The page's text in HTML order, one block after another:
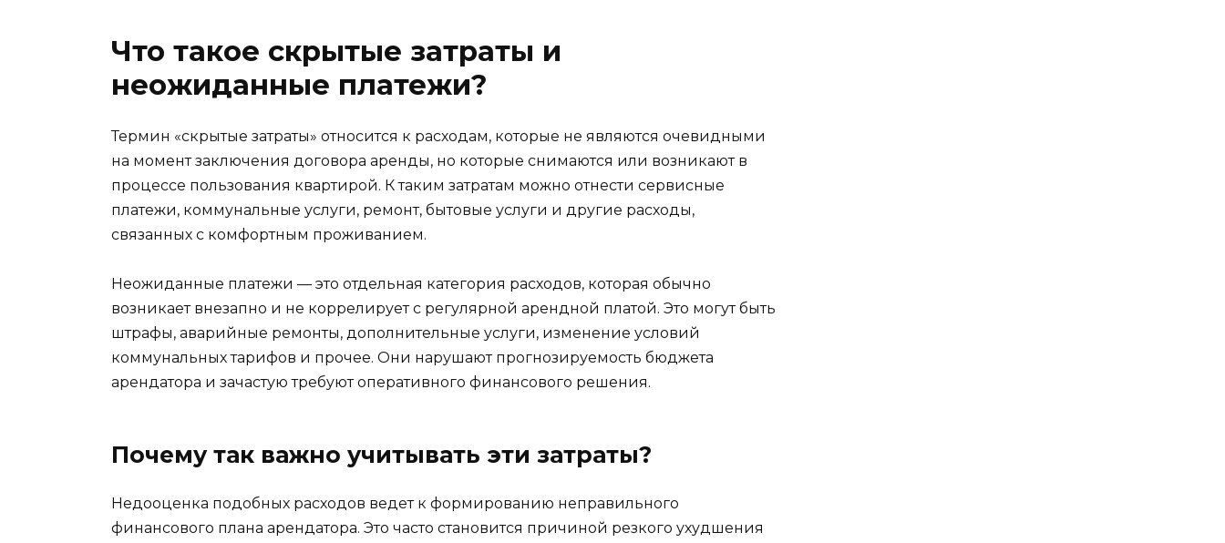
Что такое скрытые затраты и
неожиданные платежи?
Термин «скрытые затраты» относится к расходам, которые не являются очевидными
на момент заключения договора аренды, но которые снимаются или возникают в
процессе пользования квартирой. К таким затратам можно отнести сервисные
платежи, коммунальные услуги, ремонт, бытовые услуги и другие расходы,
связанных с комфортным проживанием.
Неожиданные платежи — это отдельная категория расходов, которая обычно
возникает внезапно и не коррелирует с регулярной арендной платой. Это могут быть
штрафы, аварийные ремонты, дополнительные услуги, изменение условий
коммунальных тарифов и прочее. Они нарушают прогнозируемость бюджета
арендатора и зачастую требуют оперативного финансового решения.
Почему так важно учитывать эти затраты?
Недооценка подобных расходов ведет к формированию неправильного
финансового плана арендатора. Это часто становится причиной резкого ухудшения